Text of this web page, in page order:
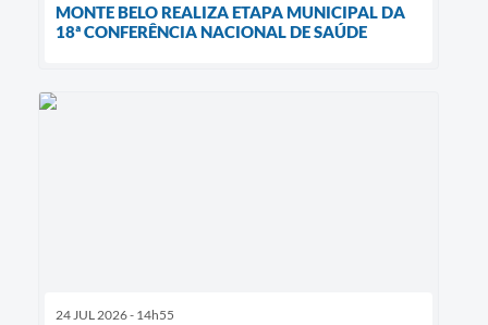
MONTE BELO REALIZA ETAPA MUNICIPAL DA
18ª CONFERÊNCIA NACIONAL DE SAÚDE
24 JUL 2026 - 14h55